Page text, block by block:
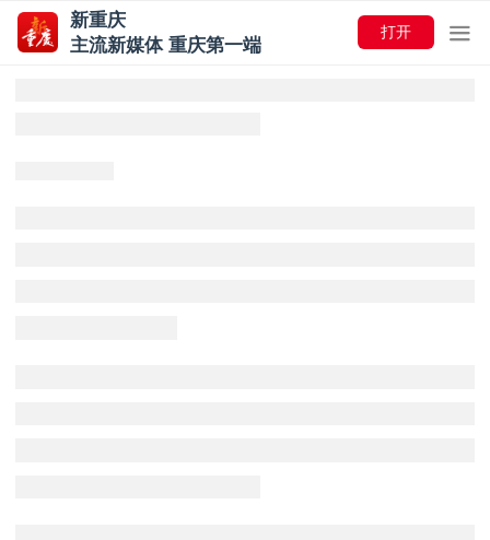
新重庆
主流新媒体 重庆第一端
打开